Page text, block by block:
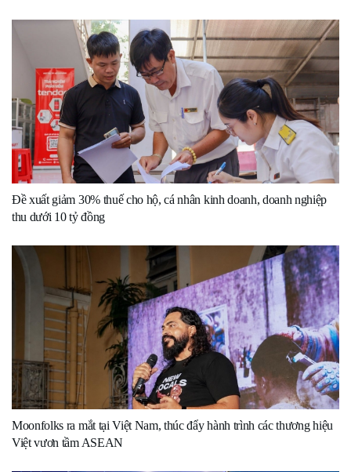
Đề xuất giảm 30% thuế cho hộ, cá nhân kinh doanh, doanh nghiệp
thu dưới 10 tỷ đồng
Moonfolks ra mắt tại Việt Nam, thúc đẩy hành trình các thương hiệu
Việt vươn tầm ASEAN